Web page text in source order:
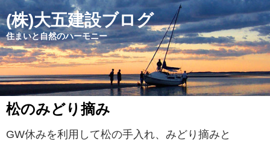
(株)大五建設ブログ
住まいと自然のハーモニー
松のみどり摘み
GW休みを利用して松の手入れ、みどり摘みと